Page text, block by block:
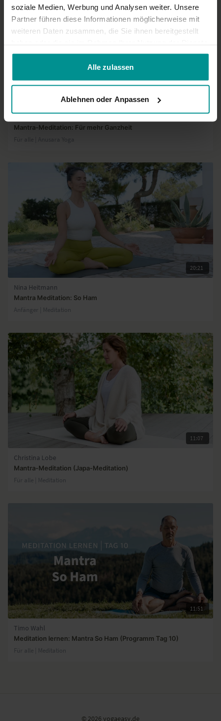
soziale Medien, Werbung und Analysen weiter. Unsere
Partner führen diese Informationen möglicherweise mit
weiteren Daten zusammen, die Sie ihnen bereitgestellt
gesammelt haben.
Alle zulassen
Ablehnen oder Anpassen
Mantra-Meditation: Für mehr Ganzheit
Für alle | Anusara Yoga
20:21
Nina Heitmann
Mantra Meditation: So Ham
Anfänger | Meditation
11:07
Christina Lobe
Mantra-Meditation (Japa-Meditation)
Für alle | Meditation
11:51
Timo Wahl
Meditation lernen: Mantra So Ham (Programm Tag 10)
Für alle | Meditation
© 2026 yogaeasy.de